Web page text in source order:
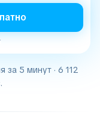
за 5 минут · 6 112